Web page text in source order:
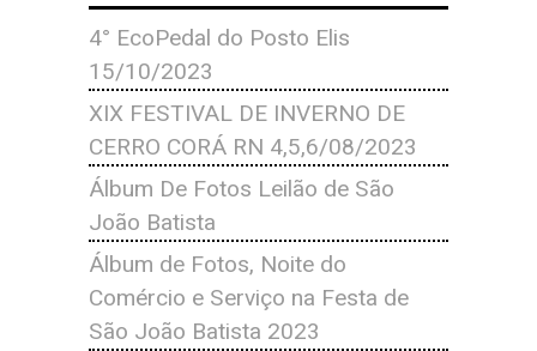
4° EcoPedal do Posto Elis
15/10/2023
XIX FESTIVAL DE INVERNO DE
CERRO CORÁ RN 4,5,6/08/2023
Álbum De Fotos Leilão de São
João Batista
Álbum de Fotos, Noite do
Comércio e Serviço na Festa de
São João Batista 2023